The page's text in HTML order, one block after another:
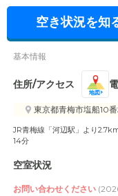
空き状況を知
基本情報
住所/アクセス
地図
東京都青梅市塩船10
JR青梅線「河辺駅」より
14分
空室状況
お問い合わせください